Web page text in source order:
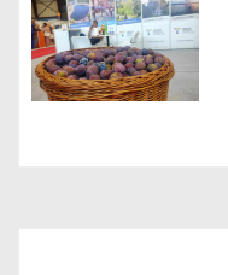
o
n